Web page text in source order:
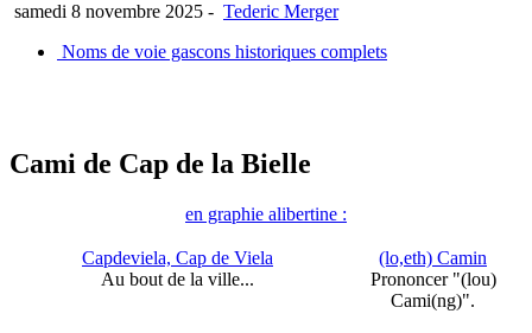
samedi 8 novembre 2025 - Tederic Merger
Noms de voie gascons historiques complets
Cami de Cap de la Bielle
en graphie alibertine :
Capdeviela, Cap de Viela
Au bout de la ville...
(lo,eth) Camin
Prononcer "(lou)
Cami(ng)".